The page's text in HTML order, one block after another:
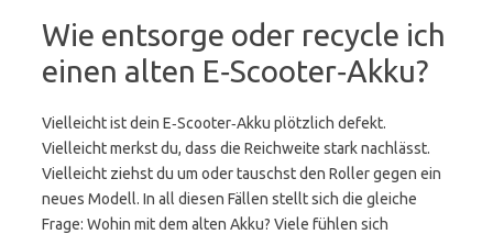
Wie entsorge oder recycle ich
einen alten E‑Scooter‑Akku?
Vielleicht ist dein E‑Scooter‑Akku plötzlich defekt.
Vielleicht merkst du, dass die Reichweite stark nachlässt.
Vielleicht ziehst du um oder tauschst den Roller gegen ein
neues Modell. In all diesen Fällen stellt sich die gleiche
Frage: Wohin mit dem alten Akku? Viele fühlen sich